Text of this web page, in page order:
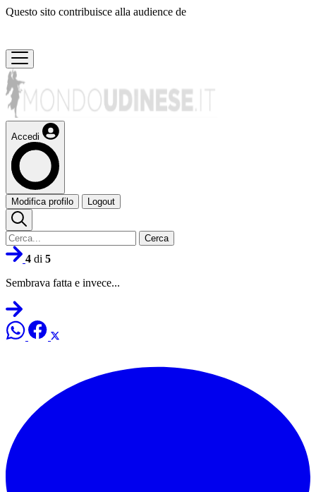
Questo sito contribuisce alla audience de
Accedi
Modifica profilo Logout
Cerca
4 di 5
Sembrava fatta e invece...